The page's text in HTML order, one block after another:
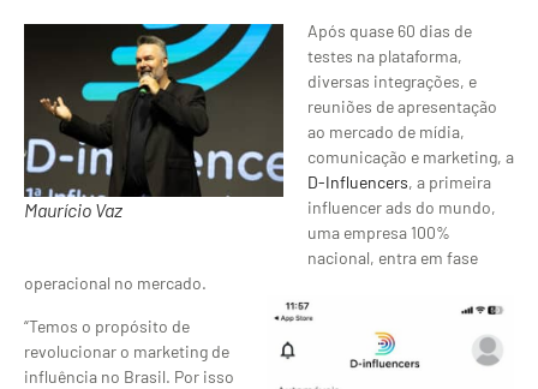
Maurício Vaz
Após quase 60 dias de
testes na plataforma,
diversas integrações, e
reuniões de apresentação
ao mercado de mídia,
comunicação e marketing, a
D-Influencers, a primeira
influencer ads do mundo,
uma empresa 100%
nacional, entra em fase
operacional no mercado.
“Temos o propósito de
revolucionar o marketing de
influência no Brasil. Por isso